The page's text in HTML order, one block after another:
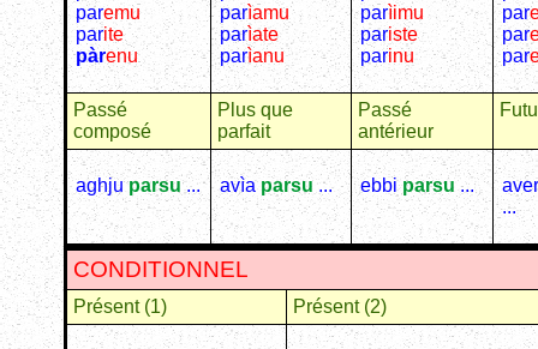
paremu
parite
pàrenu
parìamu
parìate
parìanu
parìimu
pariste
parinu
par
par
par
Passé
composé
Plus que
parfait
Passé
antérieur
aghjuparsu... avìaparsu... ebbiparsu...
...
CONDITIONNEL
Présent (1) Présent (2)